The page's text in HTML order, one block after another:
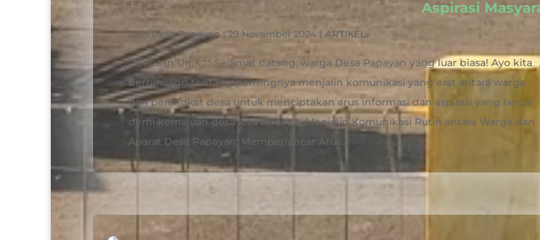
Aspirasi
oleh Desa Papayan| 29 November 2024 | ARTIKEL
**Sapaan Unik:** Selamat datang, warga Desa Papayan yang luar biasa! Ayo kita
berbincang tentang pentingnya menjalin komunikasi yang erat antara warga
dan perangkat desa untuk menciptakan arus informasi dan aspirasi yang lancar
demi kemajuan desa kita tercinta. Menjalin Komunikasi Rutin antara Warga dan
Aparat Desa Papayan: Memperlancar Arus...